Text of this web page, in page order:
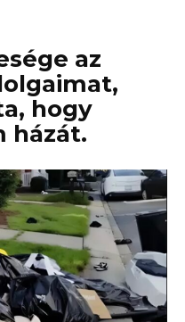
az
hogy
házát.